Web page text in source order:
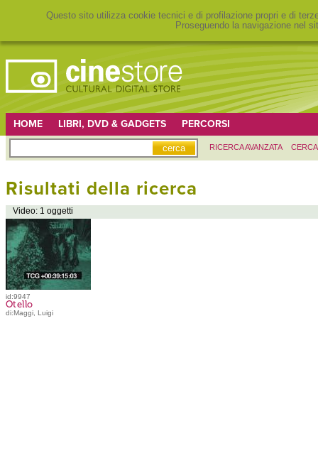
Questo sito utilizza cookie tecnici e di profilazione propri e di
Proseguendo la navigazione nel
HOME LIBRI, DVD & GADGETS PERCORSI
RICERCA AVANZATA
Risultati della ricerca
Video: 1 oggetti
id:9947
Otello
di:Maggi, Luigi